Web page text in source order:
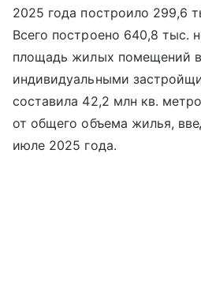
2025 года построило 299,6
Всего построено 640,8 тыс.
площадь жилых помещений
индивидуальными
составила 42,2 млн кв.
от общего объема жилья,
июле 2025 года.